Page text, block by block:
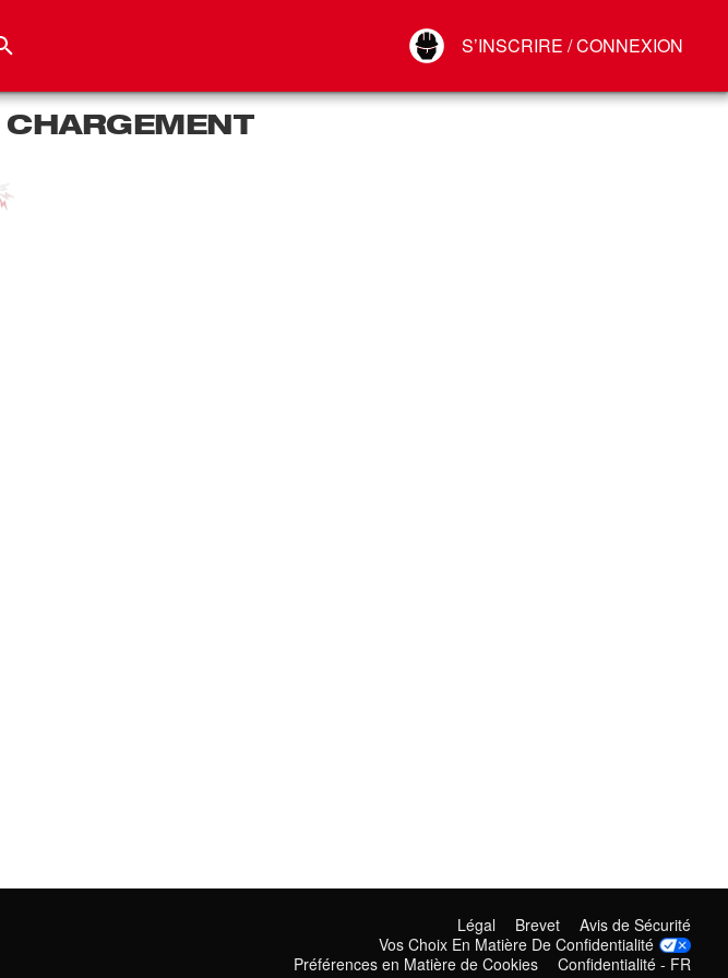
S’INSCRIRE / CONNEXION
Connect
Légal Brevet
Avis de Sécurité
Vos Choix En Matière De Confidentialité
Préférences en Matière de Cookies
Confidentialité - FR